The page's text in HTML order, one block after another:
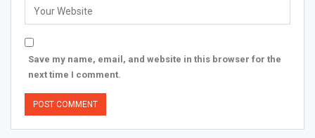
Save my name, email, and website in this browser for the
next time I comment.